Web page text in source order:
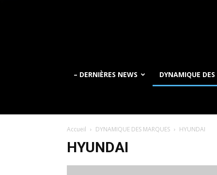
– DERNIÈRES NEWS DYNAMIQUE
Accueil DYNAMIQUE DES MARQUES HYUNDAI
HYUNDAI